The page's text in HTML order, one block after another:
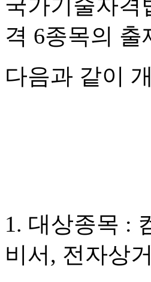
국가기술자격
격 6종목의 출
다음과 같이
1. 대상종목 :
비서, 전자상